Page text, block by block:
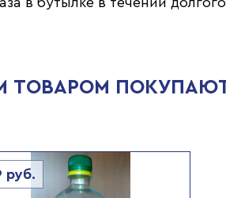
ТОВАРОМ
руб.